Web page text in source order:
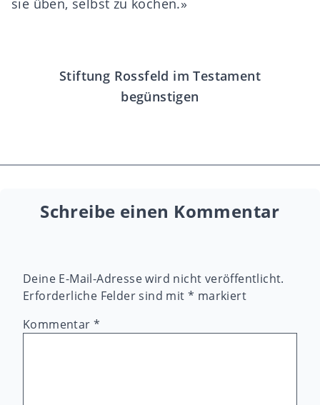
sie üben, selbst zu kochen.»
Stiftung Rossfeld im Testament
begünstigen
Schreibe einen Kommentar
Deine E-Mail-Adresse wird nicht veröffentlicht.
Erforderliche Felder sind mit * markiert
Kommentar*